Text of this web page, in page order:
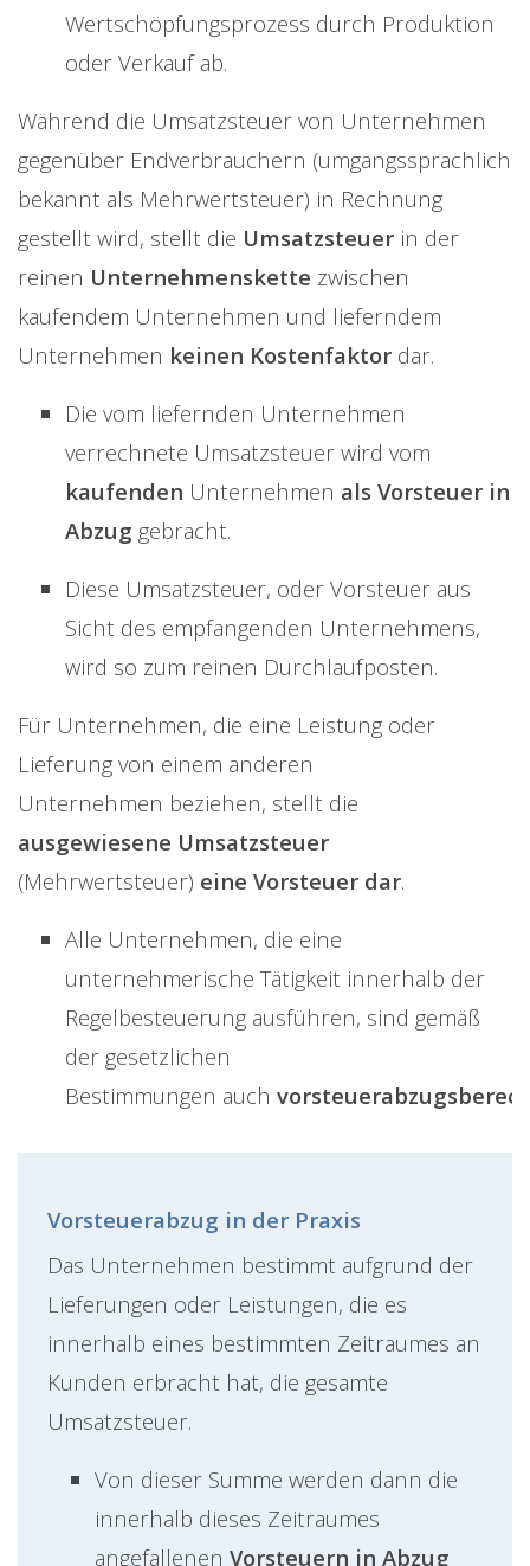
Wertschöpfungsprozess durch Produktion
oder Verkauf ab.
Während die Umsatzsteuer von Unternehmen
gegenüber Endverbrauchern (umgangssprachlich
bekannt als Mehrwertsteuer) in Rechnung
gestellt wird, stellt die Umsatzsteuer in der
reinen Unternehmenskette zwischen
kaufendem Unternehmen und lieferndem
Unternehmen keinen Kostenfaktor dar.
Die vom liefernden Unternehmen
verrechnete Umsatzsteuer wird vom
kaufenden Unternehmen als Vorsteuer in
Abzug gebracht.
Diese Umsatzsteuer, oder Vorsteuer aus
Sicht des empfangenden Unternehmens,
wird so zum reinen Durchlaufposten.
Für Unternehmen, die eine Leistung oder
Lieferung von einem anderen
Unternehmen beziehen, stellt die
ausgewiesene Umsatzsteuer
(Mehrwertsteuer) eine Vorsteuer dar.
Alle Unternehmen, die eine
unternehmerische Tätigkeit innerhalb der
Regelbesteuerung ausführen, sind gemäß
der gesetzlichen
Bestimmungen auch
Vorsteuerabzug in der Praxis
Das Unternehmen bestimmt aufgrund der
Lieferungen oder Leistungen, die es
innerhalb eines bestimmten Zeitraumes an
Kunden erbracht hat, die gesamte
Umsatzsteuer.
Von dieser Summe werden dann die
innerhalb dieses Zeitraumes
angefallenen Vorsteuern in Abzug